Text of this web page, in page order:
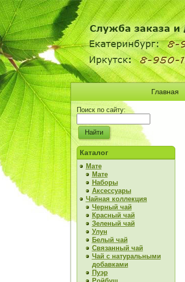
Главная
Поиск по сайту:
Каталог
Мате
Мате
Наборы
Аксессуары
Чайная коллекция
Черный чай
Красный чай
Зеленый чай
Улун
Белый чай
Связанный чай
Чай с натуральными
добавками
Пуэр